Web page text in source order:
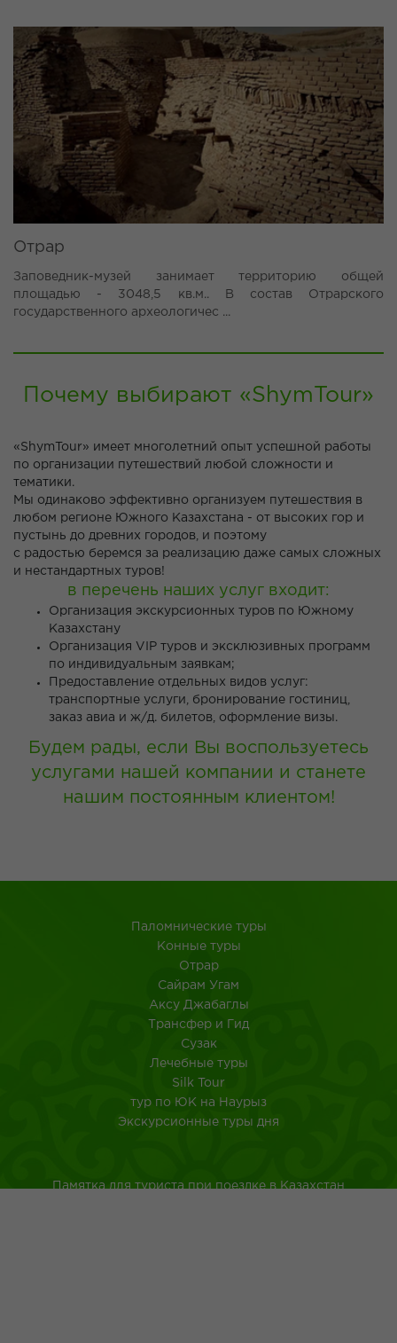
Отрар
Заповедник-музей занимает территорию общей
площадью - 3048,5 кв.м.. В состав Отрарского
государственного археологичес ...
Почему выбирают «ShymTour»
«ShymTour» имеет многолетний опыт успешной работы
по организации путешествий любой сложности и
тематики.
Мы одинаково эффективно организуем путешествия в
любом регионе Южного Казахстана - от высоких гор и
пустынь до древних городов, и поэтому
с радостью беремся за реализацию даже самых сложных
и нестандартных туров!
в перечень наших услуг входит:
Организация экскурсионных туров по Южному
Казахстану
Организация VIP туров и эксклюзивных программ
по индивидуальным заявкам;
Предоставление отдельных видов услуг:
транспортные услуги, бронирование гостиниц,
заказ авиа и ж/д. билетов, оформление визы.
Будем рады, если Вы воспользуетесь
услугами нашей компании и станете
нашим постоянным клиентом!
Паломнические туры
Конные туры
Отрар
Сайрам Угам
Аксу Джабаглы
Трансфер и Гид
Сузак
Лечебные туры
Silk Tour
тур по ЮК на Наурыз
Экскурсионные туры дня
Памятка для туриста при поездке в Казахстан